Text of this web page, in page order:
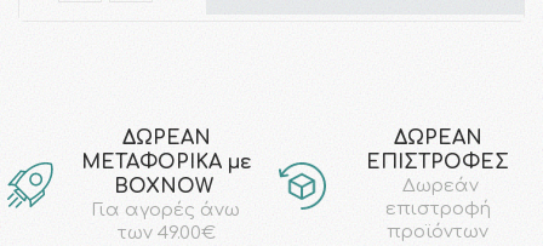
ΔΩΡΕΑΝ
ΜΕΤΑΦΟΡΙΚΑ με
ΒΟΧΝΟW
Για αγορές άνω
των 49.00€
ΔΩΡΕΑΝ
ΕΠΙΣΤΡΟΦΕΣ
Δωρεάν
επιστροφή
προϊόντων